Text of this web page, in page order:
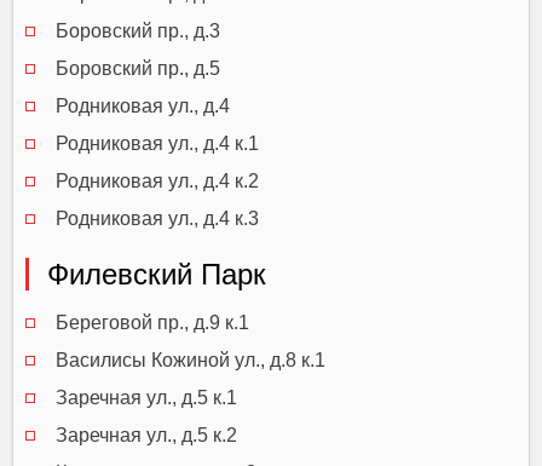
Боровский пр., д.3
Боровский пр., д.5
Родниковая ул., д.4
Родниковая ул., д.4 к.1
Родниковая ул., д.4 к.2
Родниковая ул., д.4 к.3
Филевский Парк
Береговой пр., д.9 к.1
Василисы Кожиной ул., д.8 к.1
Заречная ул., д.5 к.1
Заречная ул., д.5 к.2